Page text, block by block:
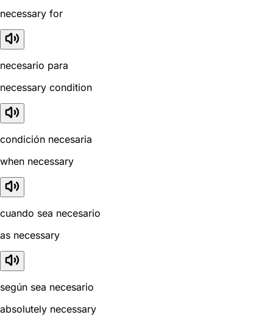
necessary for
necesario para
necessary condition
condición necesaria
when necessary
cuando sea necesario
as necessary
según sea necesario
absolutely necessary